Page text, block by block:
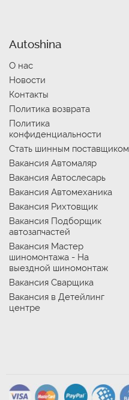
Autoshina
О нас
Новости
Контакты
Политика возврата
Политика
конфиденциальности
Стать шинным поставщиком
Вакансия Автомаляр
Вакансия Автослесарь
Вакансия Автомеханика
Вакансия Рихтовщик
Вакансия Подборщик
автозапчастей
Вакансия Мастер
шиномонтажа - На
выездной шиномонтаж
Вакансия Сварщика
Вакансия в Детейлинг
центре